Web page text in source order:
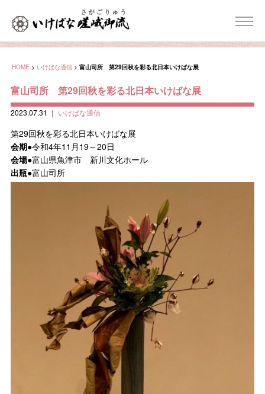
HOME > いけばな通信 > 富山司所 第29回秋を彩る北日本いけばな展
富山司所 第29回秋を彩る北日本いけばな展
2023.07.31 ｜ いけばな通信
第29回秋を彩る北日本いけばな展
会期●令和4年11月19～20日
会場●富山県魚津市 新川文化ホール
出瓶●富山司所